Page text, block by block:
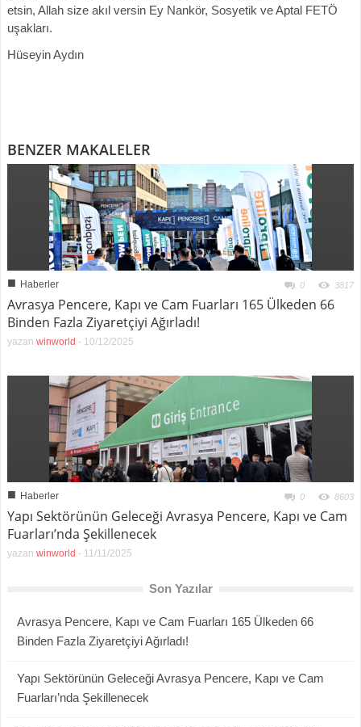
etsin, Allah size akıl versin Ey Nankör, Sosyetik ve Aptal FETÖ
uşakları.
Hüseyin Aydın
BENZER MAKALELER
■ Haberler 0 3817
Avrasya Pencere, Kapı ve Cam Fuarları 165 Ülkeden 66
Binden Fazla Ziyaretçiyi Ağırladı!
yazan winworld - 10/12/2025
■ Haberler 0 8603
Yapı Sektörünün Geleceği Avrasya Pencere, Kapı ve Cam
Fuarları’nda Şekillenecek
yazan winworld - 11/11/2025
Son Yazılar
Avrasya Pencere, Kapı ve Cam Fuarları 165 Ülkeden 66
Binden Fazla Ziyaretçiyi Ağırladı!
Yapı Sektörünün Geleceği Avrasya Pencere, Kapı ve Cam
Fuarları’nda Şekillenecek